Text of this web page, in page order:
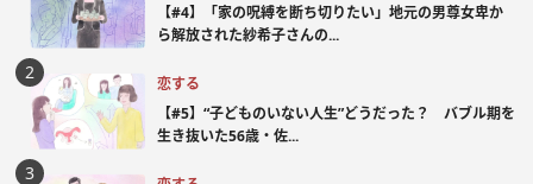
【#4】「家の呪縛を断ち切りたい」地元の男尊女卑か
ら解放された紗希子さんの...
恋する
【#5】“子どものいない人生”どうだった？ バブル期を
生き抜いた56歳・佐...